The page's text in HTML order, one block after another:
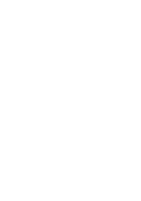
als
gegen eine gewisse
Jahresgebühren.
können
eines